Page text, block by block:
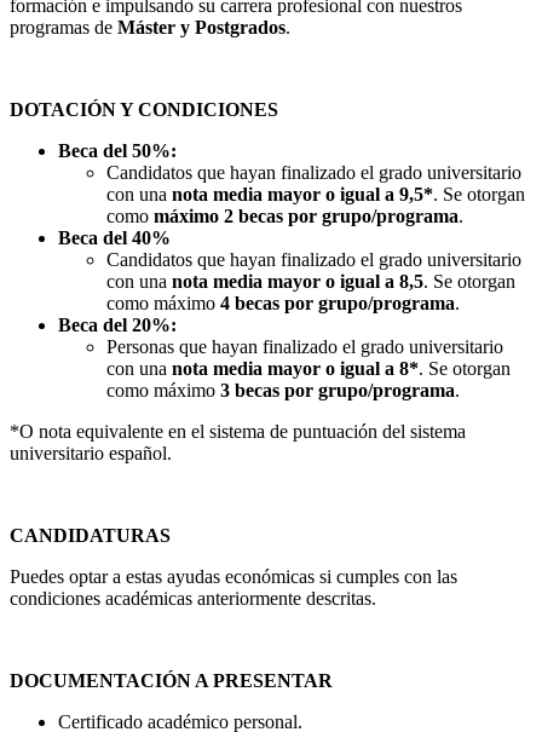
formación e impulsando su carrera profesional con nuestros
programas de Máster y Postgrados.
DOTACIÓN Y CONDICIONES
​Beca del 50%:
Candidatos que hayan finalizado el grado universitario
con una nota media mayor o igual a 9,5*. Se otorgan
como máximo 2 becas por grupo/programa.
Beca del 40%
Candidatos que hayan finalizado el grado universitario
con una nota media mayor o igual a 8,5. Se otorgan
como máximo 4 becas por grupo/programa.
Beca del 20%:
Personas que hayan finalizado el grado universitario
con una nota media mayor o igual a 8*. Se otorgan
como máximo 3 becas por grupo/programa.
*O nota equivalente en el sistema de puntuación del sistema
universitario español.
CANDIDATURAS
Puedes optar a estas ayudas económicas si cumples con las
condiciones académicas anteriormente descritas.
DOCUMENTACIÓN A PRESENTAR
Certificado académico personal.